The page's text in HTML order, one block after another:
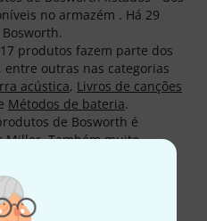
no armazém . Há 29
produtos fazem parte dos
outras nas categorias
acústica, Livros de canções
Métodos de bateria.
de Bosworth é
Miller. Também muito
acerca do